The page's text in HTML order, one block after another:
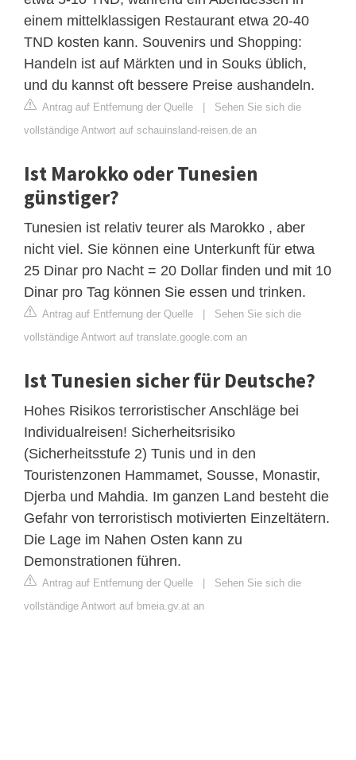
einem mittelklassigen Restaurant etwa 20-40
TND kosten kann. Souvenirs und Shopping:
Handeln ist auf Märkten und in Souks üblich,
und du kannst oft bessere Preise aushandeln.
Antrag auf Entfernung der Quelle | Sehen Sie sich die
vollständige Antwort auf schauinsland-reisen.de an
Ist Marokko oder Tunesien
günstiger?
Tunesien ist relativ teurer als Marokko , aber
nicht viel. Sie können eine Unterkunft für etwa
25 Dinar pro Nacht = 20 Dollar finden und mit 10
Dinar pro Tag können Sie essen und trinken.
Antrag auf Entfernung der Quelle | Sehen Sie sich die
vollständige Antwort auf translate.google.com an
Ist Tunesien sicher für Deutsche?
Hohes Risikos terroristischer Anschläge bei
Individualreisen! Sicherheitsrisiko
(Sicherheitsstufe 2) Tunis und in den
Touristenzonen Hammamet, Sousse, Monastir,
Djerba und Mahdia. Im ganzen Land besteht die
Gefahr von terroristisch motivierten Einzeltätern.
Die Lage im Nahen Osten kann zu
Demonstrationen führen.
Antrag auf Entfernung der Quelle | Sehen Sie sich die
vollständige Antwort auf bmeia.gv.at an